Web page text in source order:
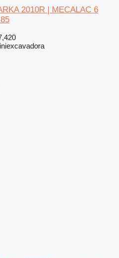
2010R | MECALAC 6